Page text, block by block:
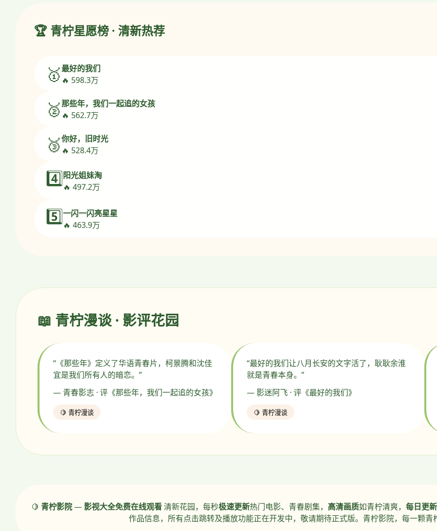
🏆 青柠星愿榜 · 清新热荐
🥇最好的我们
🔥 598.3万
🥈那些年，我们一起追的女孩
🔥 562.7万
🥉你好，旧时光
🔥 528.4万
4️⃣阳光姐妹淘
🔥 497.2万
5️⃣一闪一闪亮星星
🔥 463.9万
📖 青柠漫谈 · 影评花园
“《那些年》定义了华语青春片，柯景腾和沈佳
宜是我们所有人的暗恋。”
— 青春影志 · 评《那些年，我们一起追的女孩》
🍋 青柠漫谈
“最好的我们让八月长安的文字活了，耿耿余淮
就是青春本身。”
— 影迷阿飞 · 评《最好的我们》
🍋 青柠漫谈
🍋 青柠影院— 影视大全免费在线观看清新花园，每秒极速更新热门电影、青春剧集， 高清画质如青柠清爽， 每日更新
作品信息，所有点击跳转及播放功能正在开发中，敬请期待正式版。青柠影院，每一颗